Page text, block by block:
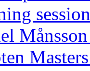
session